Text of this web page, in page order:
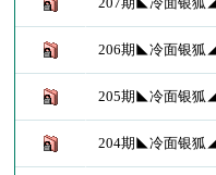
206期◣冷面银狐
205期◣冷面银狐
204期◣冷面银狐